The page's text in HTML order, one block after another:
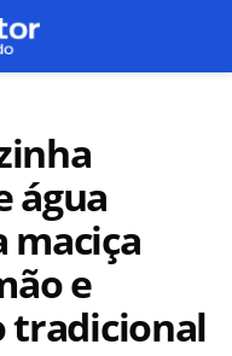
água
maciça
e
tradicional